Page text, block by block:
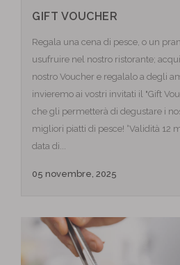
GIFT VOUCHER
Regala una cena di pesce, o un
usufruire nel nostro ristorante;
nostro Voucher e regalalo a degli
invieremo ai vostri invitati il "Gift
che gli permetterà di degustare i
migliori piatti di pesce! °Validità 12
data di...
05 novembre, 2025